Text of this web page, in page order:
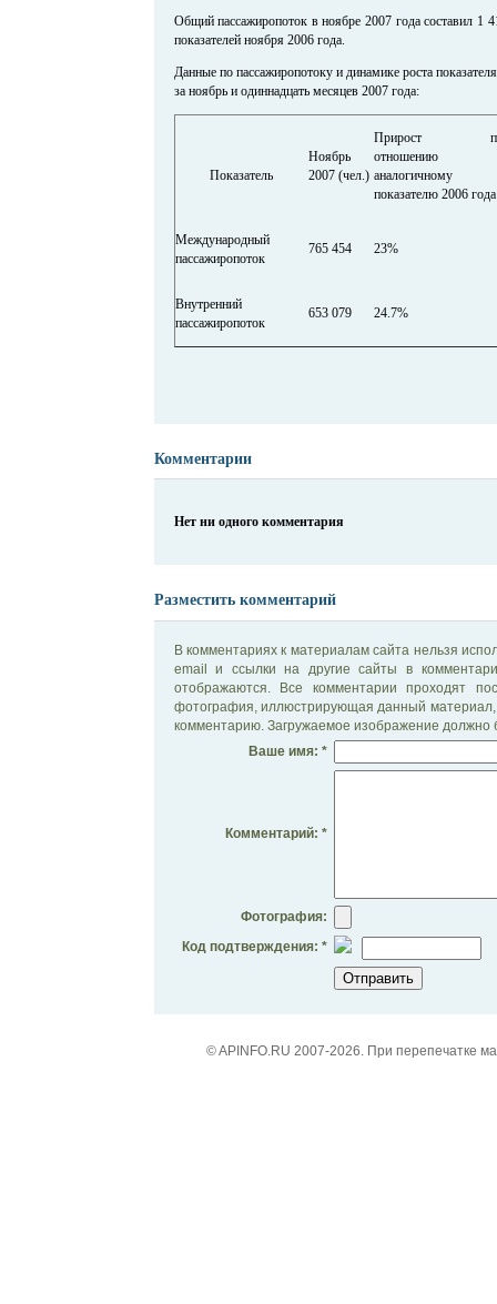
Общий пассажиропоток в ноябре 2007 года составил 1
показателей ноября 2006 года.
Данные по пассажиропотоку и динамике роста показателя
за ноябрь и одиннадцать месяцев 2007 года:
Показатель
Ноябрь
2007 (чел.)
Прирост
отношению
аналогичному
показателю 2006 года
Международный
пассажиропоток
765 454 23%
Внутренний
пассажиропоток
653 079 24.7%
Комментарии
Нет ни одного комментария
Разместить комментарий
В комментариях к материалам сайта нельзя
email и ссылки на другие сайты в
отображаются. Все комментарии проходят
фотография, иллюстрирующая данный материал,
комментарию. Загружаемое изображение должно
Ваше имя: *
Комментарий: *
Фотография:
Код подтверждения: *
© APINFO.RU 2007-2026. При перепечатке